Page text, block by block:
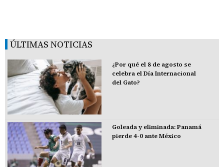
ÚLTIMAS NOTICIAS
¿Por qué el 8 de agosto se
celebra el Día Internacional
del Gato?
Goleada y eliminada: Panamá
pierde 4-0 ante México